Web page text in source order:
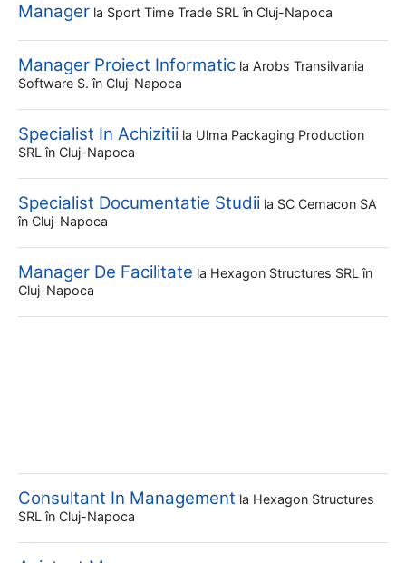
Manager la Sport Time Trade SRL în Cluj-Napoca
Manager Proiect Informatic la Arobs Transilvania
Software S. în Cluj-Napoca
Specialist In Achizitii la Ulma Packaging Production
SRL în Cluj-Napoca
Specialist Documentatie Studii la SC Cemacon SA
în Cluj-Napoca
Manager De Facilitate la Hexagon Structures SRL în
Cluj-Napoca
Consultant In Management la Hexagon Structures
SRL în Cluj-Napoca